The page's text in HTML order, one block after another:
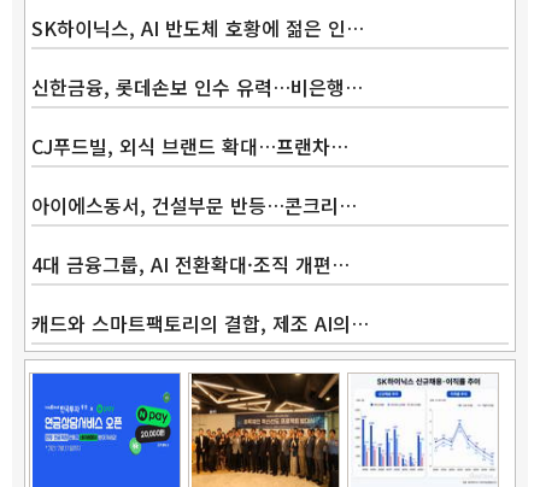
Band
SK하이닉스, AI 반도체 호황에 젊은 인…
신한금융, 롯데손보 인수 유력…비은행…
CJ푸드빌, 외식 브랜드 확대…프랜차…
아이에스동서, 건설부문 반등…콘크리…
4대 금융그룹, AI 전환확대·조직 개편…
캐드와 스마트팩토리의 결합, 제조 AI의…